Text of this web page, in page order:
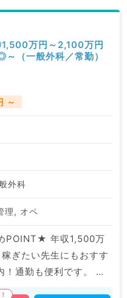
万円～2,100万円
（一般外科／常勤）
～
外科
理, オペ
POINT★ 年収1,500万
ぎたい先生にもおすす
通勤も便利です。 マ
ニックなどの医療機関